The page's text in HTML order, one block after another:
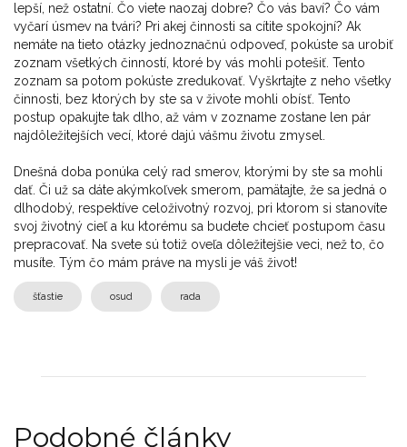
lepší, než ostatní. Čo viete naozaj dobre? Čo vás baví? Čo vám
vyčarí úsmev na tvári? Pri akej činnosti sa cítite spokojní? Ak
nemáte na tieto otázky jednoznačnú odpoveď, pokúste sa urobiť
zoznam všetkých činností, ktoré by vás mohli potešiť. Tento
zoznam sa potom pokúste zredukovať. Vyškrtajte z neho všetky
činnosti, bez ktorých by ste sa v živote mohli obísť. Tento
postup opakujte tak dlho, až vám v zozname zostane len pár
najdôležitejších vecí, ktoré dajú vášmu životu zmysel.
Dnešná doba ponúka celý rad smerov, ktorými by ste sa mohli
dať. Či už sa dáte akýmkoľvek smerom, pamätajte, že sa jedná o
dlhodobý, respektíve celoživotný rozvoj, pri ktorom si stanovíte
svoj životný cieľ a ku ktorému sa budete chcieť postupom času
prepracovať. Na svete sú totiž oveľa dôležitejšie veci, než to, čo
musíte. Tým čo mám práve na mysli je váš život!
šťastie osud rada
Podobné články